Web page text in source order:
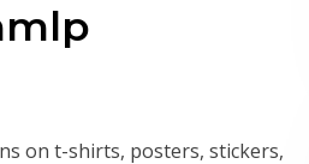
on t-shirts, posters, stickers,